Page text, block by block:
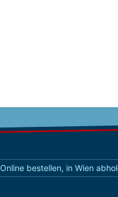
Online bestellen, in Wien